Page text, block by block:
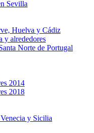
Sevilla
Huelva y Cádiz
y alrededores
Norte de Portugal
2014
2018
y Sicilia